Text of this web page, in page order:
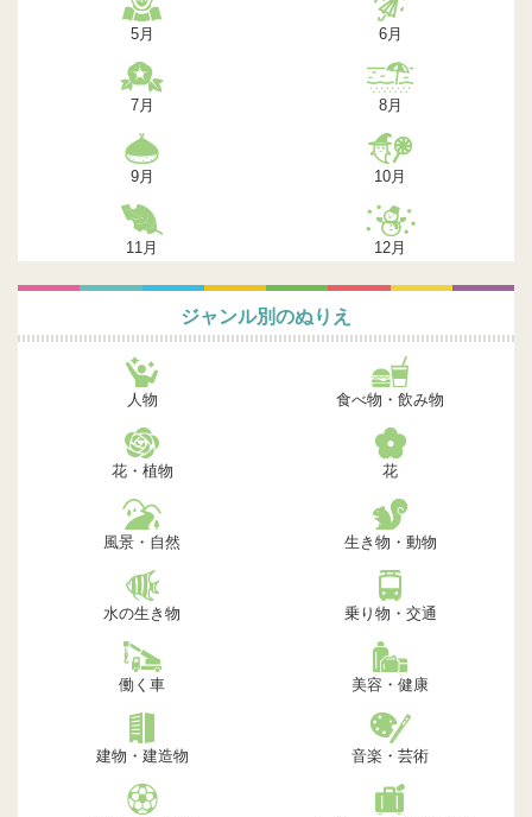
5月 6月
7月 8月
9月 10月
11月 12月
ジャンル別のぬりえ
人物 食べ物・飲み物
花・植物 花
風景・自然 生き物・動物
水の生き物 乗り物・交通
働く車 美容・健康
建物・建造物 音楽・芸術